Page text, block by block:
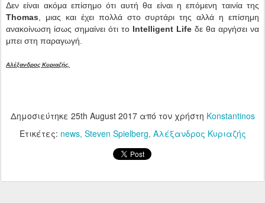
Δεν είναι ακόμα επίσημο ότι αυτή θα είναι η επόμενη ταινία της
Thomas , μιας και έχει πολλά στο συρτάρι της αλλά η επίσημη
ανακοίνωση ίσως σημαίνει ότι το Intelligent Life δε θα αργήσει να
μπει στη παραγωγή.
Αλέξανδρος Κυριαζής.
Δημοσιεύτηκε 25th August 2017από τον χρήστη Konstantinos
Ετικέτες: news Steven Spielberg Αλέξανδρος Κυριαζής